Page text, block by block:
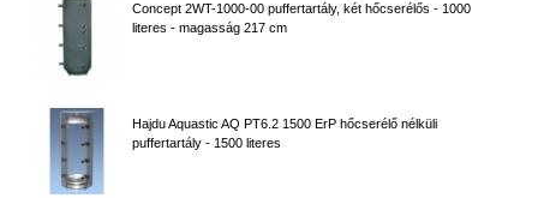
Concept 2WT-1000-00 puffertartály, két hőcserélős - 1000
literes - magasság 217 cm
Hajdu Aquastic AQ PT6.2 1500 ErP hőcserélő nélküli
puffertartály - 1500 literes